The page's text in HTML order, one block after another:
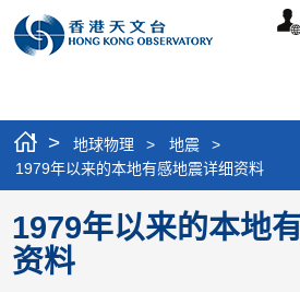
个
> 地球物理 > 地震
>
1979年以来的本地有感地震详细资料
1979年以来的本地
资料